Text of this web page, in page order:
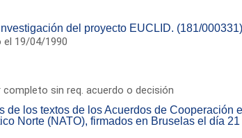
del proyecto EUCLID. (181/000331)
el 19/04/1990
sin req. acuerdo o decisión
de los textos de los Acuerdos de Cooperación
Norte (NATO), firmados en Bruselas el día